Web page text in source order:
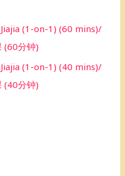
(1-on-1) (60 mins)/
(60分钟)
(1-on-1) (40 mins)/
(40分钟)